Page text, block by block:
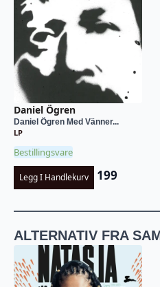
Daniel Ögren
Daniel Ögren Med Vänner...
LP
Bestillingsvare
Legg I Handlekurv 199
ALTERNATIV FRA